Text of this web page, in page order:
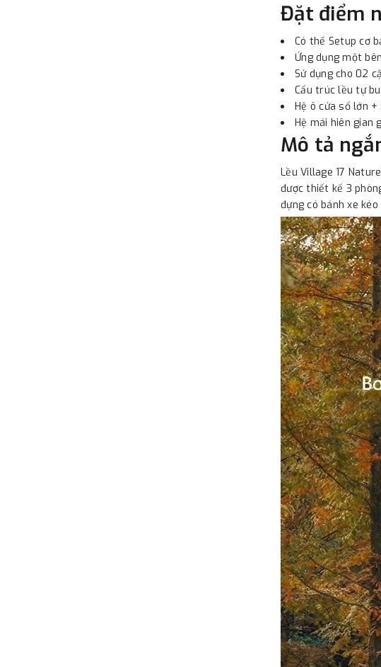
Đặt điểm
Có thể Setup cơ
Ứng dụng một
Sử dụng cho 02
Cấu trúc lều tự
Hệ ô cửa sổ lớn
Hệ mái hiên gian
Mô tả
Lều Village 17
được thiết kế 3
đựng có bánh xe